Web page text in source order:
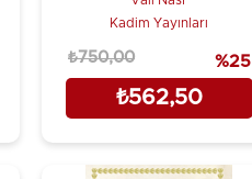
Kadim Yayınları
₺562,50
₺750,00 %25